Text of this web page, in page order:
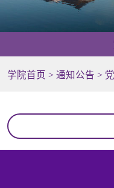
学院首页 > 通知公告 >